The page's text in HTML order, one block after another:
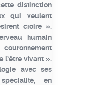
distinction
qui veulent
croire ».
humain
l’être vivant ».
avec ses
en